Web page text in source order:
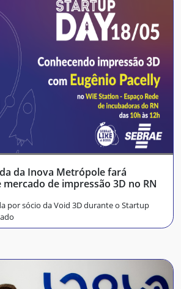
da Inova Metrópole fará
de impressão 3D no RN
por sócio da Void 3D durante o Startup